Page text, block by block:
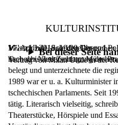
Bei dieser Seite
Wie ich zu Hause den Deutschen
Vortrag von Milan Uhde in der
Milan Uhde, Schriftsteller und
nach der Niederschlagung des
belegt und unterzeichnete die
1989 war er u. a. Kulturminister
tschechischen Parlaments. Seit
tätig. Literarisch vielseitig,
Theaterstücke, Hörspiele und
19. April 2018,19.00 Uhr
Tschechisches Zentrum